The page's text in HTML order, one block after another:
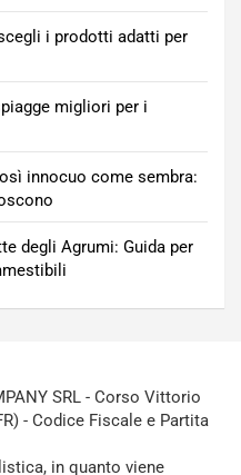
i prodotti adatti per
migliori per i
innocuo come sembra:
degli Agrumi: Guida per
SRL - Corso Vittorio
- Codice Fiscale e Partita
in quanto viene